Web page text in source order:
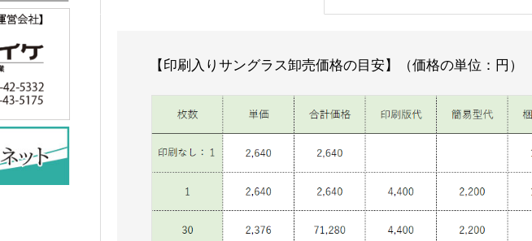
【印刷入りサングラス卸売価格の目安】（価格の単位：円）